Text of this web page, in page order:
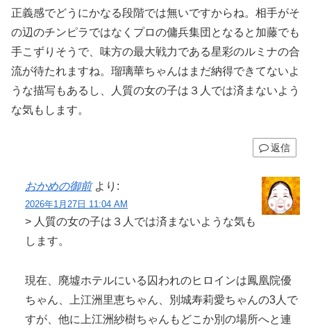
正義感でどうにかなる段階では無いですからね。相手がそ
の辺のチンピラではなくプロの傭兵集団となると加藤でも
手こずりそうで、味方の最大戦力である星彩のルミナの合
流が待たれますね。瑠璃華ちゃんはまだ納得できてないよ
うな描写もあるし、人質の女の子は３人では済まないよう
な気もします。
返信
おかめの御前 より:
2026年1月27日 11:04 AM
> 人質の女の子は３人では済まないような気も
します。
現在、廃墟ホテルにいる囚われのヒロインは鳳凰院優
ちゃん、上江洲里恵ちゃん、別城寿莉愛ちゃんの3人で
すが、他に上江洲紗樹ちゃんもどこか別の場所へと連